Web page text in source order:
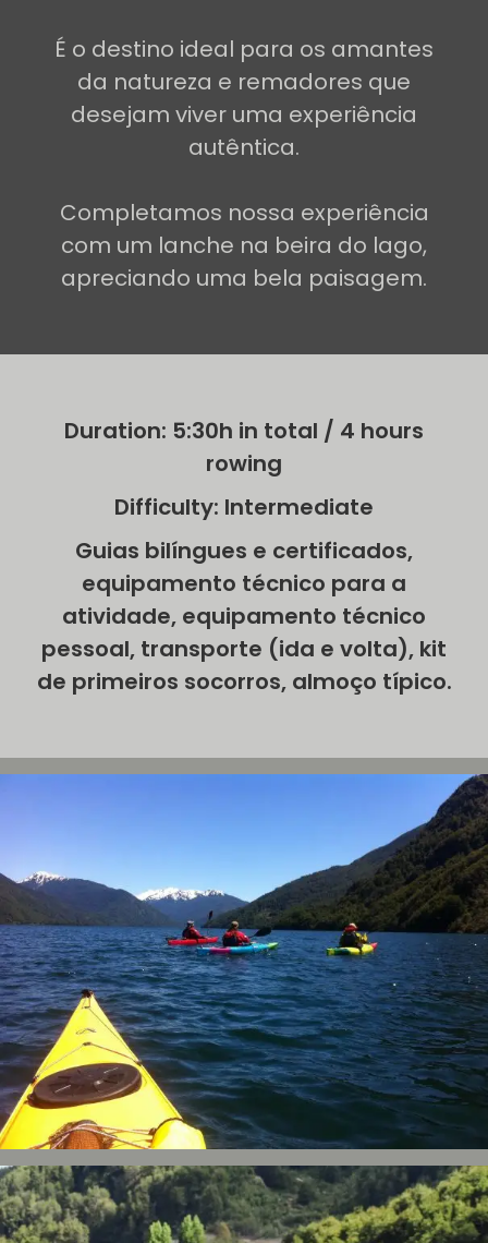
É o destino ideal para os amantes
da natureza e remadores que
desejam viver uma experiência
autêntica.
Completamos nossa experiência
com um lanche na beira do lago,
apreciando uma bela paisagem.
Duration: 5:30h in total / 4 hours
rowing
Difficulty: Intermediate
Guias bilíngues e certificados,
equipamento técnico para a
atividade, equipamento técnico
pessoal, transporte (ida e volta), kit
de primeiros socorros, almoço típico.